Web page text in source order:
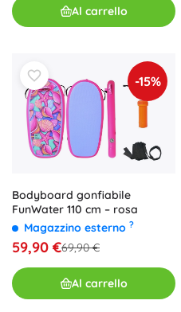
Al carrello
-15%
Bodyboard gonfiabile
FunWater 110 cm – rosa
Magazzino esterno ?
59,90 €69,90 €
Al carrello